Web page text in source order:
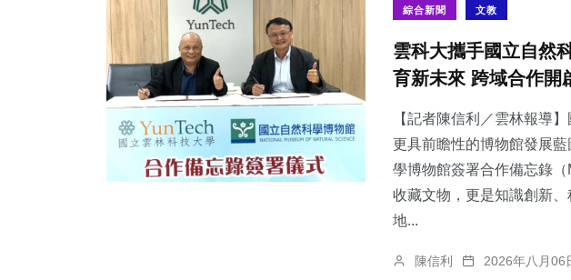
綜合新聞 文教
雲科大攜手國立自然
育新未來 跨域合作開
【記者陳信利／雲林報導
更具前瞻性的博物館發展
學博物館簽署合作備忘錄
收藏文物，更是知識創新
地...
陳信利 2026年八月06